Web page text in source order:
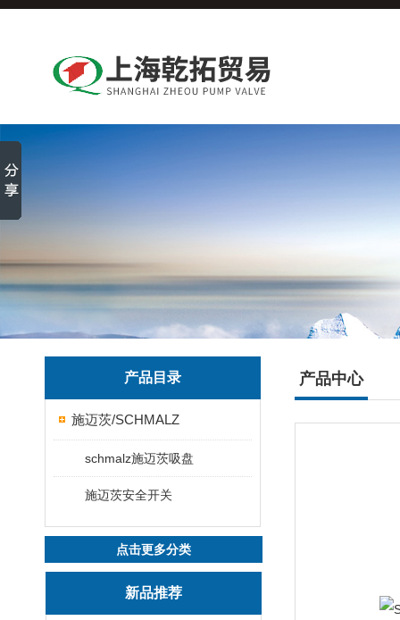
产品目录
施迈茨/SCHMALZ
schmalz施迈茨吸盘
施迈茨安全开关
点击更多分类
新品推荐
产品中心